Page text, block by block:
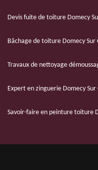
Devis fuite de toiture Domecy
Bâchage de toiture Domecy Sur
Travaux de nettoyage
Expert en zinguerie Domecy Sur
Savoir-faire en peinture toiture